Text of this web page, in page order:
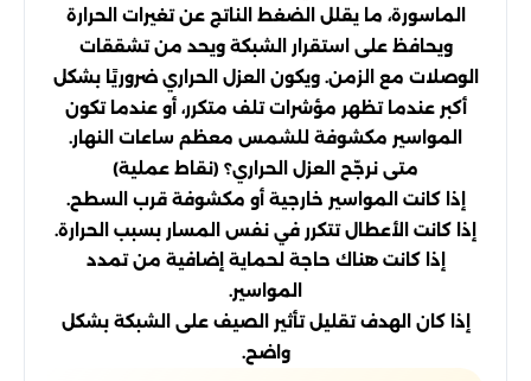
الماسورة، ما يقلل الضغط الناتج عن تغيرات الحرارة
ويحافظ على استقرار الشبكة ويحد من تشققات
الوصلات مع الزمن. ويكون العزل الحراري ضروريًا بشكل
أكبر عندما تظهر مؤشرات تلف متكرر، أو عندما تكون
المواسير مكشوفة للشمس معظم ساعات النهار.
متى نرجّح العزل الحراري؟ (نقاط عملية)
إذا كانت المواسير خارجية أو مكشوفة قرب السطح.
إذا كانت الأعطال تتكرر في نفس المسار بسبب الحرارة.
إذا كانت هناك حاجة لحماية إضافية من تمدد
المواسير.
إذا كان الهدف تقليل تأثير الصيف على الشبكة بشكل
واضح.